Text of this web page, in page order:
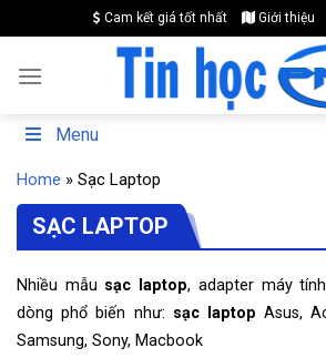
to
content
Cam kết giá tốt nhất Giới thiệu
Menu
Home » Sạc Laptop
SẠC LAPTOP
Nhiều mẫu sạc laptop, adapter máy
dòng phổ biến như: sạc laptop Asus,
Samsung, Sony, Macbook